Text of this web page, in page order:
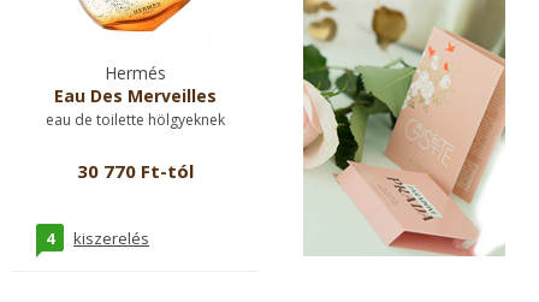
Hermés
Eau Des Merveilles
eau de toilette hölgyeknek
30 770 Ft-tól
4 kiszerelés